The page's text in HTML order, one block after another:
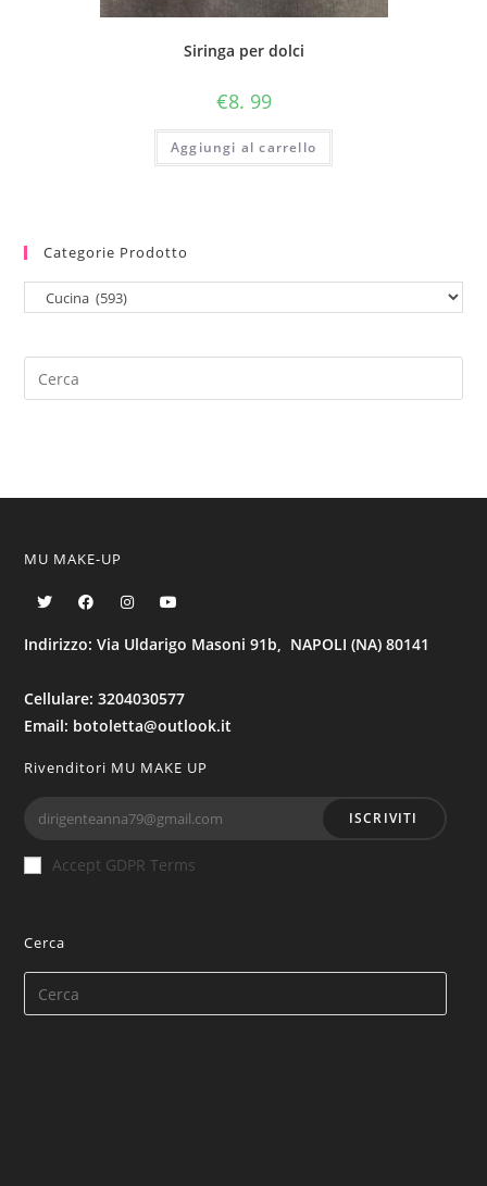
Siringa per dolci
€8. 99
Aggiungi al carrello
Categorie Prodotto
MU MAKE-UP
Indirizzo: Via Uldarigo Masoni 91b, NAPOLI (NA) 80141
Cellulare: 3204030577
Email: botoletta@outlook.it
Rivenditori MU MAKE UP
ISCRIVITI
Accept GDPR Terms
Cerca